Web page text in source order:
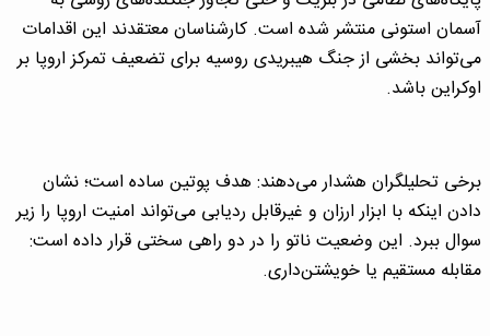
آسمان استونی منتشر شده است. کارشناسان معتقدند این اقدامات
می‌تواند بخشی از جنگ هیبریدی روسیه برای تضعیف تمرکز اروپا بر
اوکراین باشد.
برخی تحلیلگران هشدار می‌دهند: هدف پوتین ساده است؛ نشان
دادن اینکه با ابزار ارزان و غیرقابل ردیابی می‌تواند امنیت اروپا را زیر
سوال ببرد. این وضعیت ناتو را در دو راهی سختی قرار داده است:
مقابله مستقیم یا خویشتن‌داری.